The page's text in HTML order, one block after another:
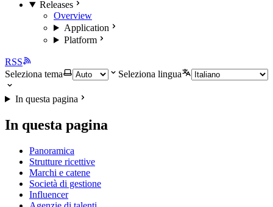
Releases
Overview
Application
Platform
RSS
Seleziona tema
Seleziona lingua
In questa pagina
In questa pagina
Panoramica
Strutture ricettive
Marchi e catene
Società di gestione
Influencer